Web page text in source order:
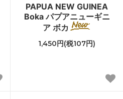
PAPUA NEW GUINEA
Boka パプアニューギニ
ア ボカ
1,450円(税107円)